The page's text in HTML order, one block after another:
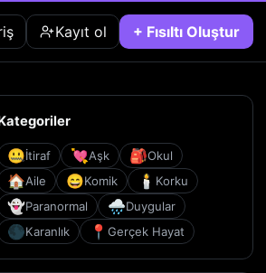
Kayıt ol + Fısıltı Oluştur
🤐İtiraf 💘Aşk 🎒Okul
🏠Aile 😄Komik 🕯️ Korku
👻Paranormal 🌧️Duygular
🌑Karanlık 📍 Gerçek Hayat